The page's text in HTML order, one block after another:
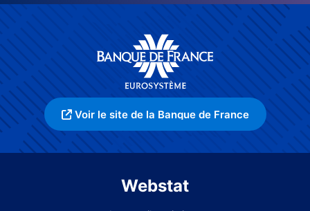
Voir le site de la Banque de France
Webstat